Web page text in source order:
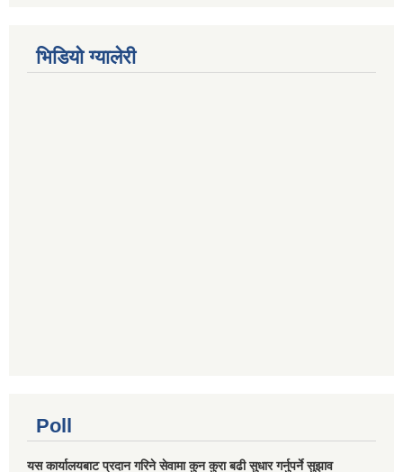
भिडियाे ग्यालेरी
Poll
यस कार्यालयबाट प्रदान गरिने सेवामा कुन कुरा बढी सुधार गर्नुपर्ने सुझाव